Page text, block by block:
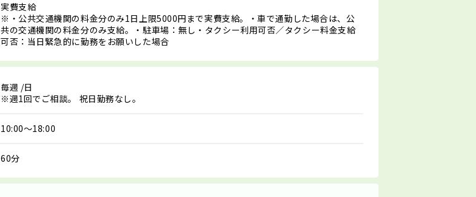
実費支給
※・公共交通機関の料金分のみ1日上限5000円まで実費支給。・車で通勤した場合は、公
共の交通機関の料金分のみ支給。・駐車場：無し・タクシー利用可否／タクシー料金支給
可否：当日緊急的に勤務をお願いした場合
毎週 /日
※週1回でご相談。 祝日勤務なし。
10:00～18:00
60分